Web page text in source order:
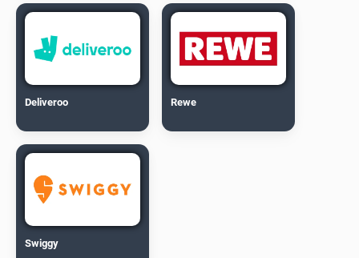
Deliveroo Rewe
Swiggy